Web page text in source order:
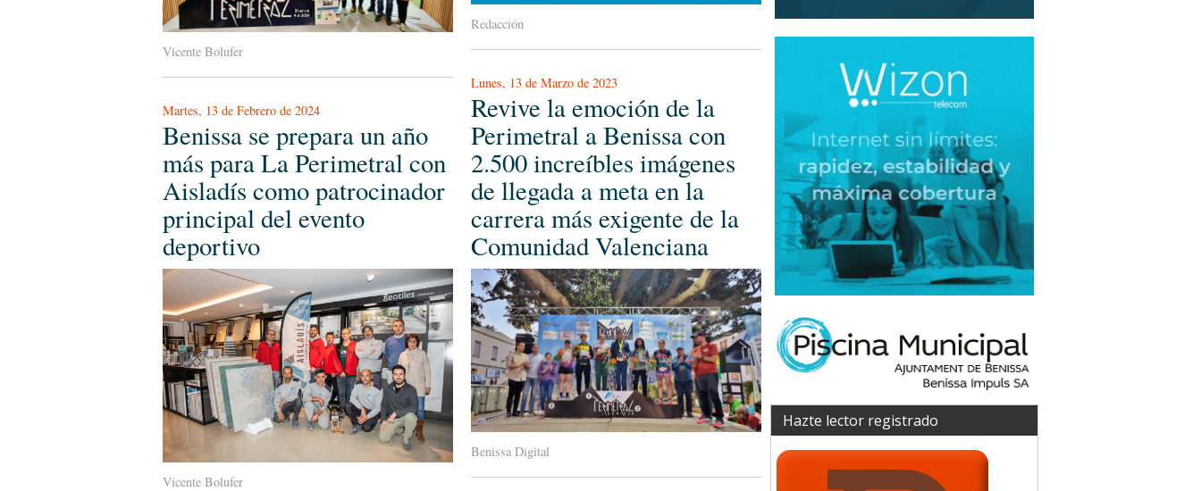
Vicente Bolufer
Martes, 13 de Febrero de 2024
Benissa se prepara un año
más para La Perimetral con
Aisladís como patrocinador
principal del evento
deportivo
Vicente Bolufer
Redacción
Lunes, 13 de Marzo de 2023
Revive la emoción de la
Perimetral a Benissa con
2.500 increíbles imágenes
de llegada a meta en la
carrera más exigente de la
Comunidad Valenciana
Benissa Digital
Hazte lector registrado